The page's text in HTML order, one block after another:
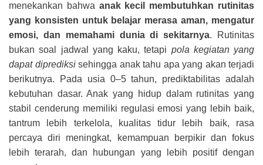
menekankan bahwa anak kecil membutuhkan rutinitas
yang konsisten untuk belajar merasa aman, mengatur
emosi, dan memahami dunia di sekitarnya. Rutinitas
bukan soal jadwal yang kaku, tetapi pola kegiatan yang
dapat diprediksisehingga anak tahu apa yang akan terjadi
berikutnya.
Pada usia 0–5 tahun, prediktabilitas adalah
kebutuhan dasar. Anak yang hidup dalam rutinitas yang
stabil cenderung memiliki regulasi emosi yang lebih baik,
tantrum lebih terkelola, kualitas tidur lebih baik, rasa
percaya diri meningkat, kemampuan berpikir dan fokus
lebih terarah, dan hubungan yang lebih positif dengan